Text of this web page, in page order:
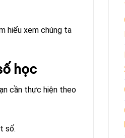
hiểu xem chúng ta
học
cần thực hiện theo
số.